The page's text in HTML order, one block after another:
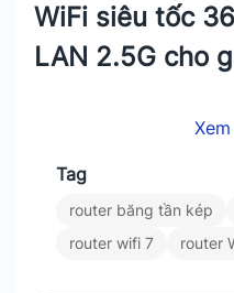
WiFi siêu tốc
LAN 2.5G cho
Router WiFi TP-Link
3600Mbps.
đạt 2882Mbps
được trang bị 2 cổng
cho tốc độ nhanh hơn
Tag
router băng tần kép
router wifi 7
router